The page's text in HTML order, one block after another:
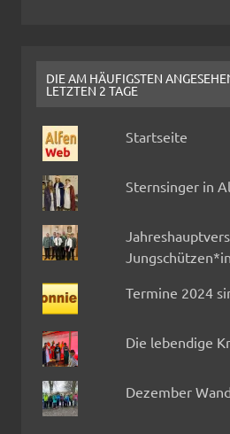
DIE AM HÄUFIGSTEN
LETZTEN 2 TAGE
Startseite
Sternsinger in
Termine 2024
Die lebendige
Dezember